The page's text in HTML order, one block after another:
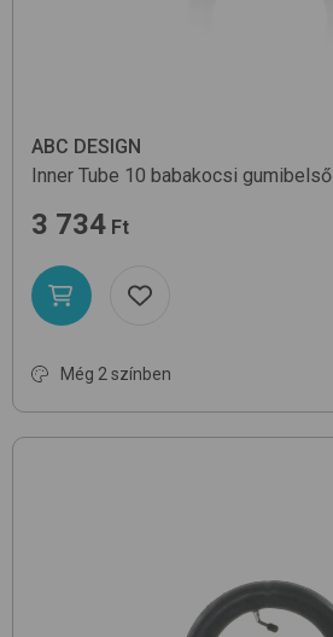
ABC DESIGN
Inner Tube 10 babakocsi gumibelső
3 734 Ft
Még 2 színben